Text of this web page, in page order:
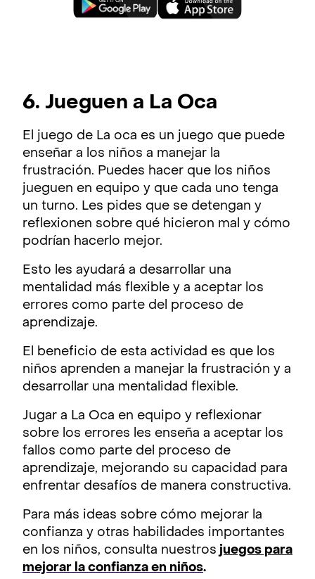
6. Jueguen a La Oca
El juego de La oca es un juego que puede
enseñar a los niños a manejar la
frustración. Puedes hacer que los niños
jueguen en equipo y que cada uno tenga
un turno. Les pides que se detengan y
reflexionen sobre qué hicieron mal y cómo
podrían hacerlo mejor.
Esto les ayudará a desarrollar una
mentalidad más flexible y a aceptar los
errores como parte del proceso de
aprendizaje.
El beneficio de esta actividad es que los
niños aprenden a manejar la frustración y a
desarrollar una mentalidad flexible.
Jugar a La Oca en equipo y reflexionar
sobre los errores les enseña a aceptar los
fallos como parte del proceso de
aprendizaje, mejorando su capacidad para
enfrentar desafíos de manera constructiva.
Para más ideas sobre cómo mejorar la
confianza y otras habilidades importantes
en los niños, consulta nuestros juegos para
mejorar la confianza en niños.